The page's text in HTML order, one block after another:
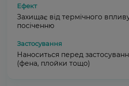
Захищає від термічного
посіченню
Наноситься перед
(фена, плойки тощо)